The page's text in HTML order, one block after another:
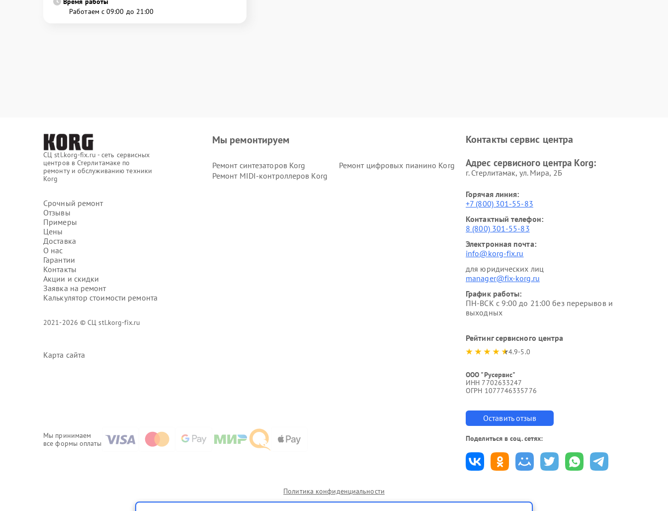
Работаем с 09:00 до 21:00
СЦ stl.korg-fix.ru - сеть сервисных
центров в Стерлитамаке по
ремонту и обслуживанию техники
Korg
Срочный ремонт
Отзывы
Примеры
Цены
Доставка
О нас
Гарантии
Контакты
Акции и скидки
Заявка на ремонт
Калькулятор стоимости ремонта
2021-2026 © СЦ stl.korg-fix.ru
Карта сайта
Мы принимаем
все формы оплаты
Мы ремонтируем
Ремонт синтезаторов Korg
Ремонт цифровых пианино Korg
Ремонт MIDI-контроллеров Korg
Контакты сервис центра
Адрес сервисного центра Korg:
г. Стерлитамак, ул. Мира, 2Б
Горячая линия:
+7 (800) 301-55-83
Контактный телефон:
8 (800) 301-55-83
Электронная почта:
info@korg-fix.ru
для юридических лиц
manager@fix-korg.ru
График работы:
ПН-ВСК с 9:00 до 21:00 без перерывов и
выходных
Рейтинг сервисного центра
4.9-5.0
ООО "Русервис"
ИНН 7702633247
ОГРН 1077746335776
Оставить отзыв
Поделиться в соц. сетях:
Политика конфиденциальности